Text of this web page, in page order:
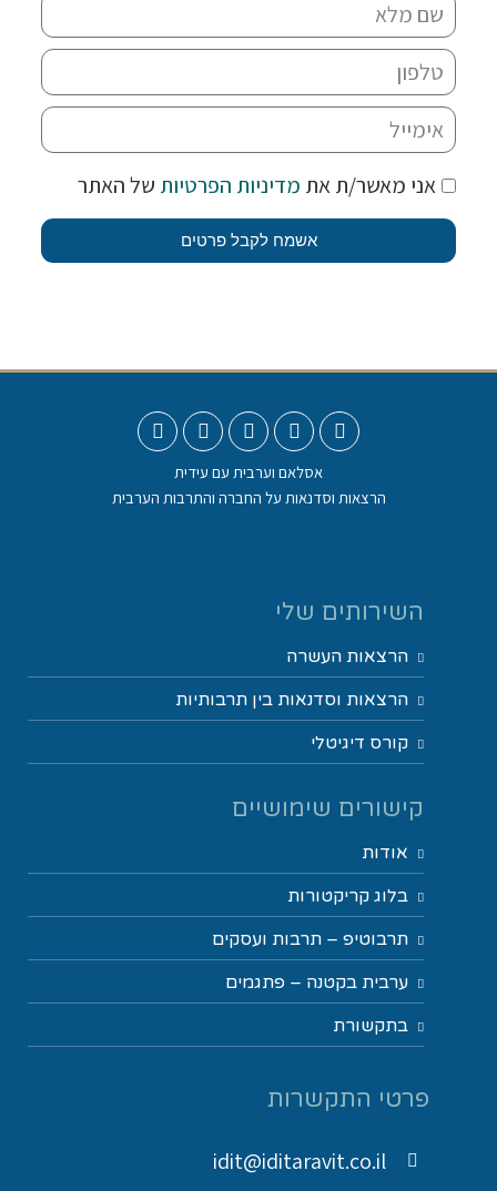
אני מאשר/ת את מדיניות הפרטיות של האתר
אשמח לקבל פרטים
אסלאם וערבית עם עידית
הרצאות וסדנאות על החברה והתרבות הערבית
השירותים שלי
הרצאות העשרה
הרצאות וסדנאות בין תרבותיות
קורס דיגיטלי
קישורים שימושיים
אודות
בלוג קריקטורות
תרבוטיפ – תרבות ועסקים
ערבית בקטנה – פתגמים
בתקשורת
פרטי התקשרות
idit@iditaravit.co.il